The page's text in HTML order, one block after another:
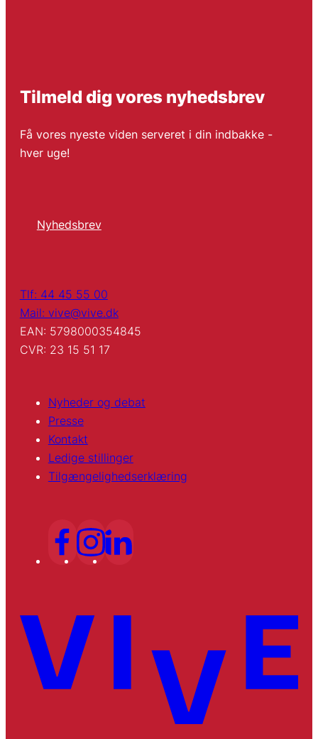
Tilmeld dig vores nyhedsbrev
Få vores nyeste viden serveret i din indbakke -
hver uge!
Nyhedsbrev
Tlf: 44 45 55 00
Mail: vive@vive.dk
EAN: 5798000354845
CVR: 23 15 51 17
Nyheder og debat
Presse
Kontakt
Ledige stillinger
Tilgængelighedserklæring